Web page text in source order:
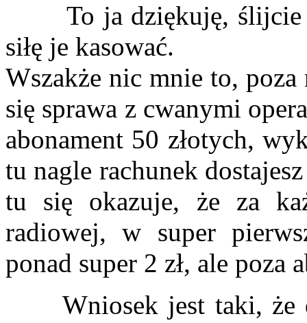
To ja dziękuję, ślijcie
siłę je kasować.
Wszakże nic mnie to,
się sprawa z cwanymi
abonament 50 złotych,
tu nagle rachunek
tu się okazuje, że za
radiowej, w super
ponad super 2 zł, ale poza
Wniosek jest taki, że